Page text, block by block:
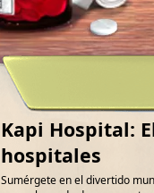
Kapi Hospital:
hospitales
Sumérgete en el divertido